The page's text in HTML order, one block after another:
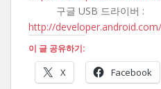
구글 USB 드라이버 :
http://
이 글 공유하기:
X Facebook